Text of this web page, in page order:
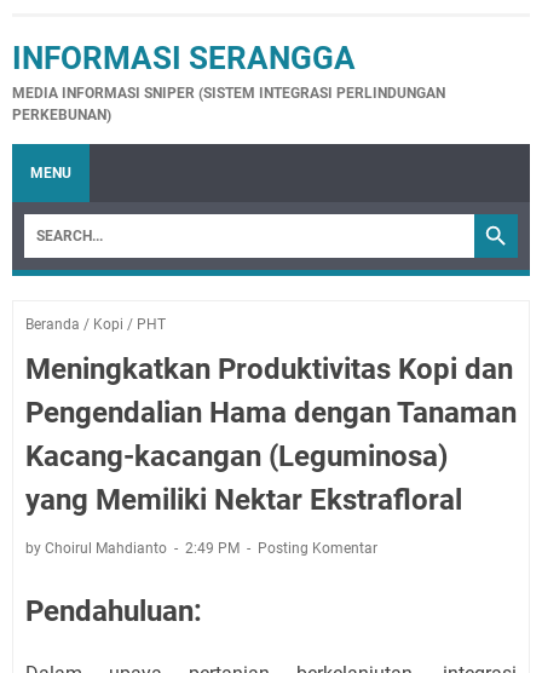
INFORMASI SERANGGA
MEDIA INFORMASI SNIPER (SISTEM INTEGRASI PERLINDUNGAN
PERKEBUNAN)
MENU
Beranda / Kopi / PHT
Meningkatkan Produktivitas Kopi dan
Pengendalian Hama dengan Tanaman
Kacang-kacangan (Leguminosa)
yang Memiliki Nektar Ekstrafloral
by Choirul Mahdianto 2:49 PM Posting Komentar
Pendahuluan: